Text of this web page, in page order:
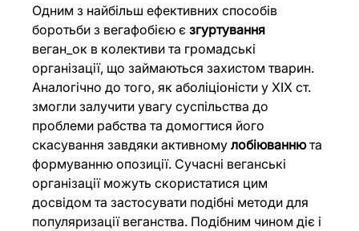
Одним з найбільш ефективних способів
боротьби з вегафобією є згуртування
веган_ок в колективи та громадські
організації, що займаються захистом тварин.
Аналогічно до того, як аболіціоністи у ХІХ ст.
змогли залучити увагу суспільства до
проблеми рабства та домогтися його
скасування завдяки активному лобіюванню та
формуванню опозиції. Сучасні веганські
організації можуть скористатися цим
досвідом та застосувати подібні методи для
популяризації веганства. Подібним чином діє і